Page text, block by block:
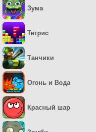
Зума
Тетрис
Танчики
Огонь и Вода
Красный шар